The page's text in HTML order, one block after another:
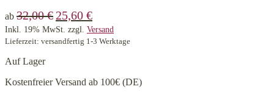
ab 32,00€ 25,60 €
Inkl. 19% MwSt. zzgl. Versand
Lieferzeit: versandfertig 1-3 Werktage
Auf Lager
Kostenfreier Versand ab 100€ (DE)